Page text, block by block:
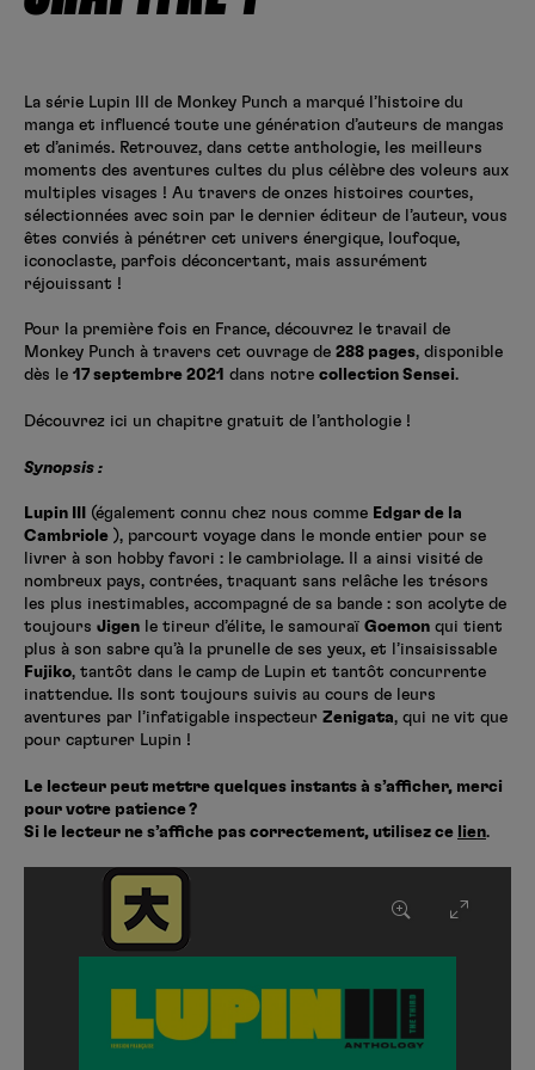
La série Lupin III de Monkey Punch a marqué l’histoire du
manga et influencé toute une génération d’auteurs de mangas
et d’animés. Retrouvez, dans cette anthologie, les meilleurs
moments des aventures cultes du plus célèbre des voleurs aux
multiples visages ! Au travers de onzes histoires courtes,
sélectionnées avec soin par le dernier éditeur de l’auteur, vous
êtes conviés à pénétrer cet univers énergique, loufoque,
iconoclaste, parfois déconcertant, mais assurément
réjouissant !
Pour la première fois en France, découvrez le travail de
Monkey Punch à travers cet ouvrage de 288 pages, disponible
dès le 17 septembre 2021 dans notre collection Sensei.
Découvrez ici un chapitre gratuit de l’anthologie !
Synopsis :
Lupin III (également connu chez nous comme Edgar de la
Cambriole ), parcourt voyage dans le monde entier pour se
livrer à son hobby favori : le cambriolage. Il a ainsi visité de
nombreux pays, contrées, traquant sans relâche les trésors
les plus inestimables, accompagné de sa bande : son acolyte de
toujours Jigen le tireur d’élite, le samouraï Goemon qui tient
plus à son sabre qu’à la prunelle de ses yeux, et l’insaisissable
Fujiko, tantôt dans le camp de Lupin et tantôt concurrente
inattendue. Ils sont toujours suivis au cours de leurs
aventures par l’infatigable inspecteur Zenigata, qui ne vit que
pour capturer Lupin !
Le lecteur peut mettre quelques instants à s’afficher, merci
pour votre patience ?
Si le lecteur ne s’affiche pas correctement, utilisez ce lien.
Se connecter S’inscrire
Fire Force
Black Butler